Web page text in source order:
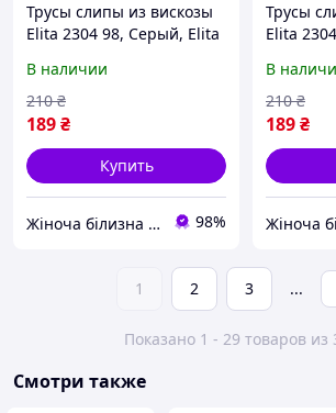
Трусы слипы из вискозы
Elita 2304 98, Серый, Elita
В наличии
189₴
210 ₴
Купить
Жіноча білизна "Lingerie-opt" 98%
Трусы
Elita
В
189₴
210 ₴
1 2 3 ...
Показано 1 - 29 товаров из
Смотри также